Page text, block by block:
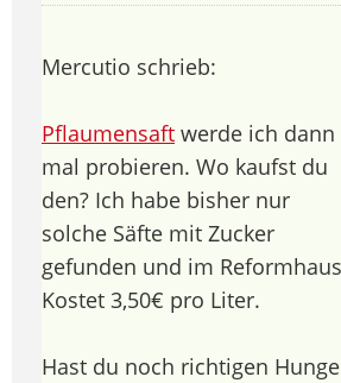
Mercutio schrieb:
Pflaumensaft werde ich dann
mal probieren. Wo kaufst du
den? Ich habe bisher nur
solche Säfte mit Zucker
gefunden und im
Kostet 3,50€ pro Liter.
Hast du noch richtigen